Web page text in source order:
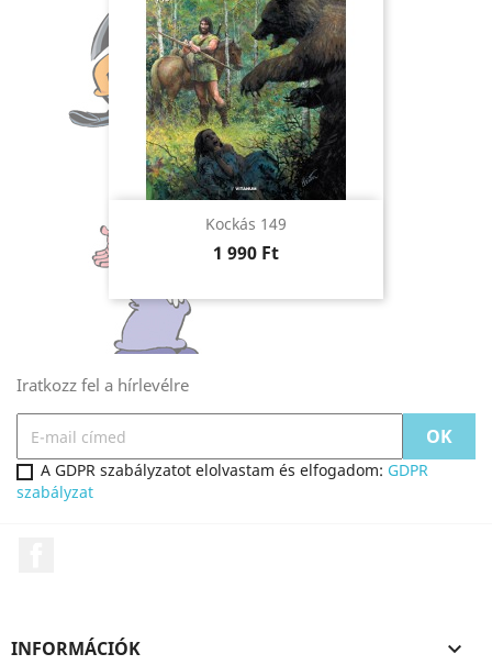
Kockás 149
Ár
1 990 Ft
Iratkozz fel a hírlevélre
A GDPR szabályzatot elolvastam és elfogadom: GDPR
szabályzat
INFORMÁCIÓK 